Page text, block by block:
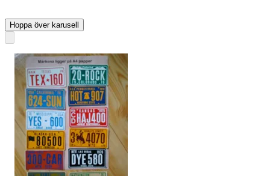
Hoppa över karusell